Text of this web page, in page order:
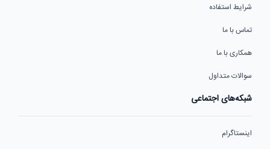
شرایط استفاده
تماس با ما
همکاری با ما
سوالات متداول
شبکه‌های اجتماعی
اینستاگرام